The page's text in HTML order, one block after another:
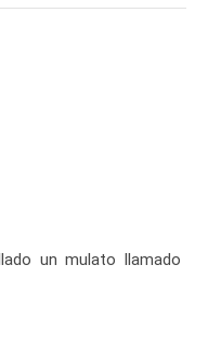
un mulato llamado